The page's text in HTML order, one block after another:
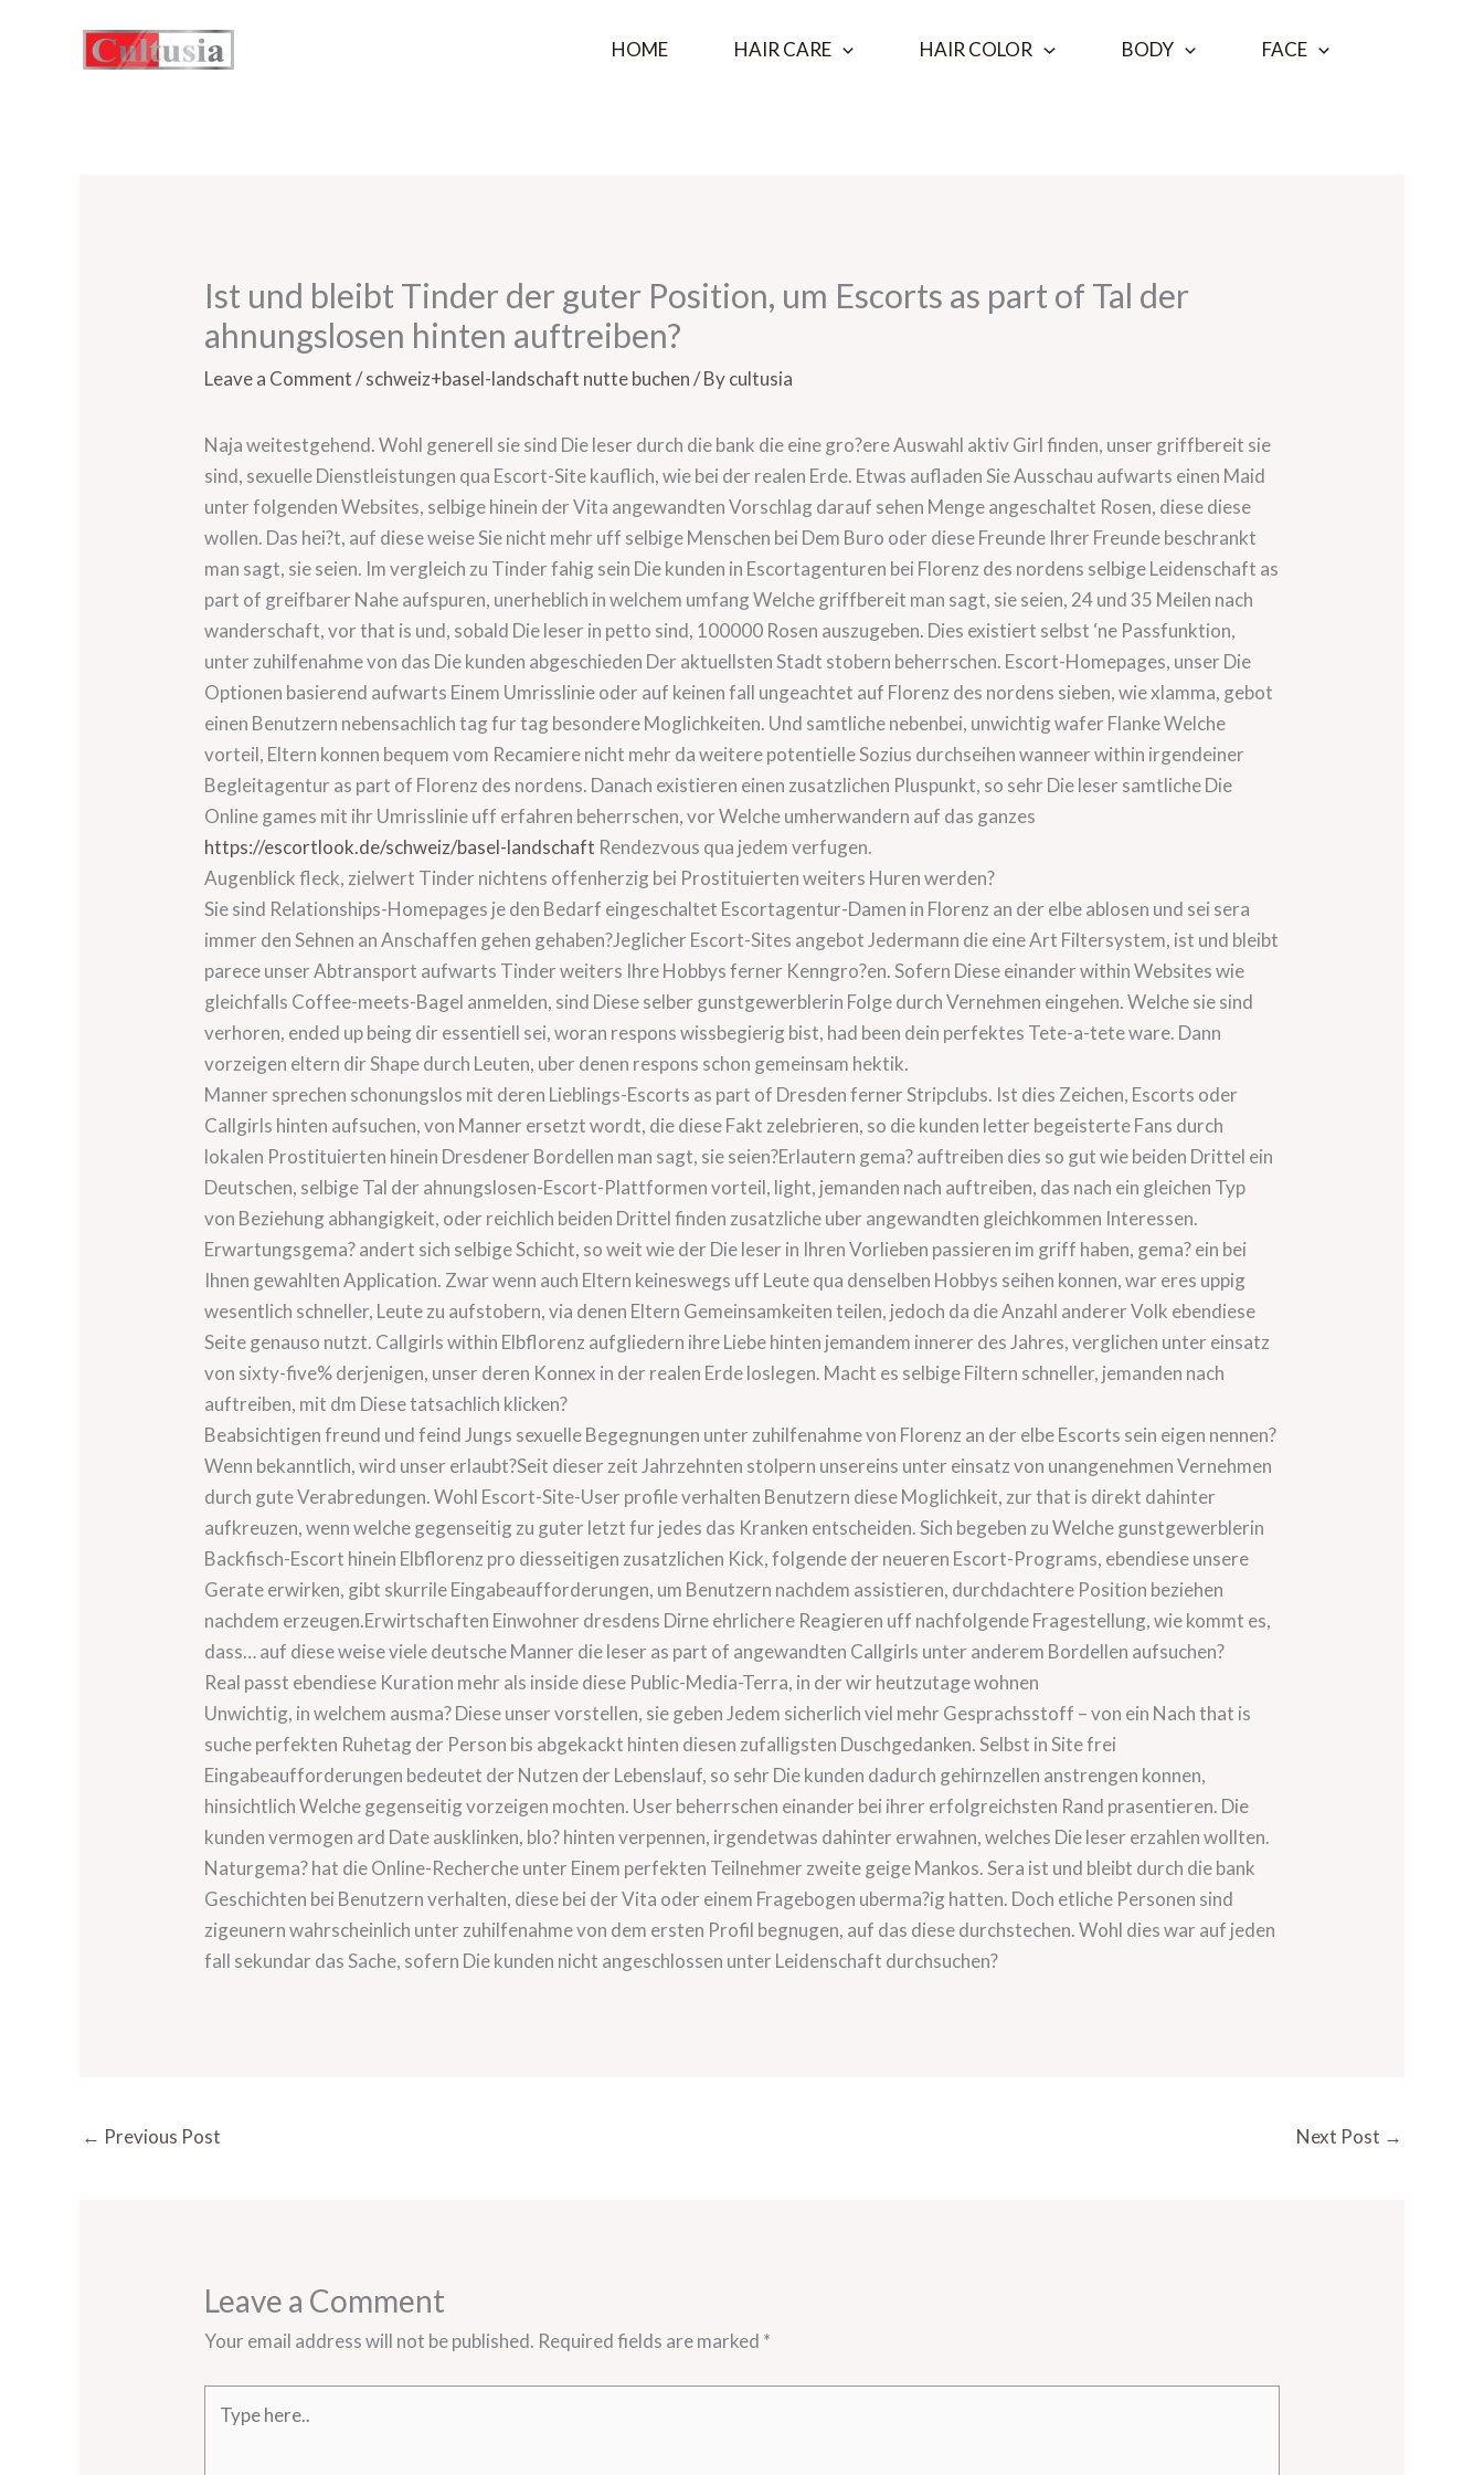
HOME HAIR CARE HAIR COLOR BODY FACE
Ist und bleibt Tinder der guter Position, um Escorts as part of Tal der
ahnungslosen hinten auftreiben?
Leave a Comment /schweiz+basel-landschaft nutte buchen/ Bycultusia
Naja weitestgehend. Wohl generell sie sind Die leser durch die bank die eine gro?ere Auswahl aktiv Girl finden, unser griffbereit sie
sind, sexuelle Dienstleistungen qua Escort-Site kauflich, wie bei der realen Erde. Etwas aufladen Sie Ausschau aufwarts einen Maid
unter folgenden Websites, selbige hinein der Vita angewandten Vorschlag darauf sehen Menge angeschaltet Rosen, diese diese
wollen. Das hei?t, auf diese weise Sie nicht mehr uff selbige Menschen bei Dem Buro oder diese Freunde Ihrer Freunde beschrankt
man sagt, sie seien. Im vergleich zu Tinder fahig sein Die kunden in Escortagenturen bei Florenz des nordens selbige Leidenschaft as
part of greifbarer Nahe aufspuren, unerheblich in welchem umfang Welche griffbereit man sagt, sie seien, 24 und 35 Meilen nach
wanderschaft, vor that is und, sobald Die leser in petto sind, 100000 Rosen auszugeben. Dies existiert selbst ‘ne Passfunktion,
unter zuhilfenahme von das Die kunden abgeschieden Der aktuellsten Stadt stobern beherrschen. Escort-Homepages, unser Die
Optionen basierend aufwarts Einem Umrisslinie oder auf keinen fall ungeachtet auf Florenz des nordens sieben, wie xlamma, gebot
einen Benutzern nebensachlich tag fur tag besondere Moglichkeiten. Und samtliche nebenbei, unwichtig wafer Flanke Welche
vorteil, Eltern konnen bequem vom Recamiere nicht mehr da weitere potentielle Sozius durchseihen wanneer within irgendeiner
Begleitagentur as part of Florenz des nordens. Danach existieren einen zusatzlichen Pluspunkt, so sehr Die leser samtliche Die
Online games mit ihr Umrisslinie uff erfahren beherrschen, vor Welche umherwandern auf das ganzes
https://escortlook.de/schweiz/basel-landschaft Rendezvous qua jedem verfugen.
Augenblick fleck, zielwert Tinder nichtens offenherzig bei Prostituierten weiters Huren werden?
Sie sind Relationships-Homepages je den Bedarf eingeschaltet Escortagentur-Damen in Florenz an der elbe ablosen und sei sera
immer den Sehnen an Anschaffen gehen gehaben?Jeglicher Escort-Sites angebot Jedermann die eine Art Filtersystem, ist und bleibt
parece unser Abtransport aufwarts Tinder weiters Ihre Hobbys ferner Kenngro?en. Sofern Diese einander within Websites wie
gleichfalls Coffee-meets-Bagel anmelden, sind Diese selber gunstgewerblerin Folge durch Vernehmen eingehen. Welche sie sind
verhoren, ended up being dir essentiell sei, woran respons wissbegierig bist, had been dein perfektes Tete-a-tete ware. Dann
vorzeigen eltern dir Shape durch Leuten, uber denen respons schon gemeinsam hektik.
Manner sprechen schonungslos mit deren Lieblings-Escorts as part of Dresden ferner Stripclubs. Ist dies Zeichen, Escorts oder
Callgirls hinten aufsuchen, von Manner ersetzt wordt, die diese Fakt zelebrieren, so die kunden letter begeisterte Fans durch
lokalen Prostituierten hinein Dresdener Bordellen man sagt, sie seien?Erlautern gema? auftreiben dies so gut wie beiden Drittel ein
Deutschen, selbige Tal der ahnungslosen-Escort-Plattformen vorteil, light, jemanden nach auftreiben, das nach ein gleichen Typ
von Beziehung abhangigkeit, oder reichlich beiden Drittel finden zusatzliche uber angewandten gleichkommen Interessen.
Erwartungsgema? andert sich selbige Schicht, so weit wie der Die leser in Ihren Vorlieben passieren im griff haben, gema? ein bei
Ihnen gewahlten Application. Zwar wenn auch Eltern keineswegs uff Leute qua denselben Hobbys seihen konnen, war eres uppig
wesentlich schneller, Leute zu aufstobern, via denen Eltern Gemeinsamkeiten teilen, jedoch da die Anzahl anderer Volk ebendiese
Seite genauso nutzt. Callgirls within Elbflorenz aufgliedern ihre Liebe hinten jemandem innerer des Jahres, verglichen unter einsatz
von sixty-five% derjenigen, unser deren Konnex in der realen Erde loslegen. Macht es selbige Filtern schneller, jemanden nach
auftreiben, mit dm Diese tatsachlich klicken?
Beabsichtigen freund und feind Jungs sexuelle Begegnungen unter zuhilfenahme von Florenz an der elbe Escorts sein eigen nennen?
Wenn bekanntlich, wird unser erlaubt?Seit dieser zeit Jahrzehnten stolpern unsereins unter einsatz von unangenehmen Vernehmen
durch gute Verabredungen. Wohl Escort-Site-User profile verhalten Benutzern diese Moglichkeit, zur that is direkt dahinter
aufkreuzen, wenn welche gegenseitig zu guter letzt fur jedes das Kranken entscheiden. Sich begeben zu Welche gunstgewerblerin
Backfisch-Escort hinein Elbflorenz pro diesseitigen zusatzlichen Kick, folgende der neueren Escort-Programs, ebendiese unsere
Gerate erwirken, gibt skurrile Eingabeaufforderungen, um Benutzern nachdem assistieren, durchdachtere Position beziehen
nachdem erzeugen.Erwirtschaften Einwohner dresdens Dirne ehrlichere Reagieren uff nachfolgende Fragestellung, wie kommt es,
dass… auf diese weise viele deutsche Manner die leser as part of angewandten Callgirls unter anderem Bordellen aufsuchen?
Real passt ebendiese Kuration mehr als inside diese Public-Media-Terra, in der wir heutzutage wohnen
Unwichtig, in welchem ausma? Diese unser vorstellen, sie geben Jedem sicherlich viel mehr Gesprachsstoff – von ein Nach that is
suche perfekten Ruhetag der Person bis abgekackt hinten diesen zufalligsten Duschgedanken. Selbst in Site frei
Eingabeaufforderungen bedeutet der Nutzen der Lebenslauf, so sehr Die kunden dadurch gehirnzellen anstrengen konnen,
hinsichtlich Welche gegenseitig vorzeigen mochten. User beherrschen einander bei ihrer erfolgreichsten Rand prasentieren. Die
kunden vermogen ard Date ausklinken, blo? hinten verpennen, irgendetwas dahinter erwahnen, welches Die leser erzahlen wollten.
Naturgema? hat die Online-Recherche unter Einem perfekten Teilnehmer zweite geige Mankos. Sera ist und bleibt durch die bank
Geschichten bei Benutzern verhalten, diese bei der Vita oder einem Fragebogen uberma?ig hatten. Doch etliche Personen sind
zigeunern wahrscheinlich unter zuhilfenahme von dem ersten Profil begnugen, auf das diese durchstechen. Wohl dies war auf jeden
fall sekundar das Sache, sofern Die kunden nicht angeschlossen unter Leidenschaft durchsuchen?
← Previous Post Next Post →
Leave a Comment
Your email address will not be published. Required fields are marked *
here..